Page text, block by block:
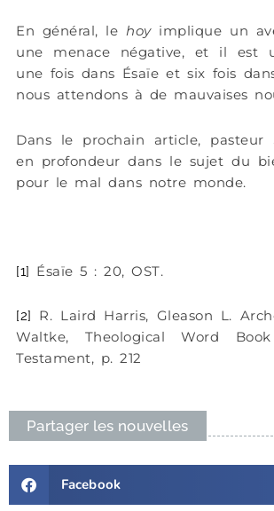
En général, lehoyimplique un
une menace négative, et il est
une fois dans Ésaïe et six fois
nous attendons à de mauvaises
Dans le prochain article, pasteur
en profondeur dans le sujet du
pour le mal dans notre monde.
[1] Ésaïe 5 : 20, OST.
[2]
R. Laird Harris, Gleason L.
Waltke, Theological Word
Testament, p. 212
Partager les nouvelles
Facebook